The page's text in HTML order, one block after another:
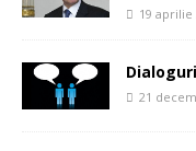
19 aprilie
21